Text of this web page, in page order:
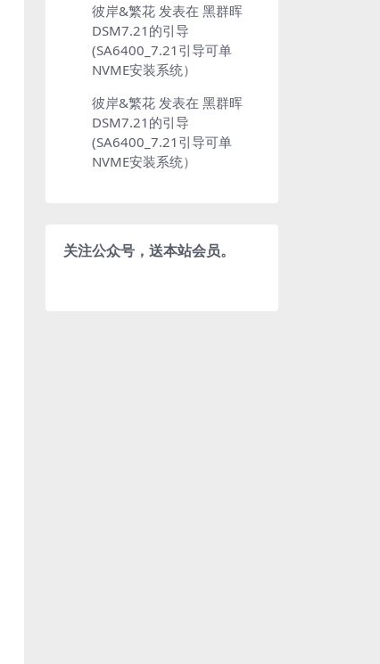
彼岸&繁花 发表在 黑群晖
DSM7.21的引导
(SA6400_7.21引导可单
NVME安装系统）
彼岸&繁花 发表在 黑群晖
DSM7.21的引导
(SA6400_7.21引导可单
NVME安装系统）
关注公众号，送本站会员。